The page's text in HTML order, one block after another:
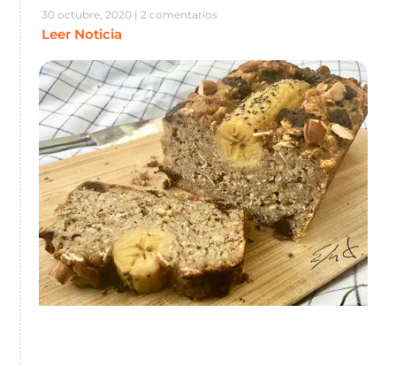
30 octubre, 2020 2 comentarios
Leer Noticia